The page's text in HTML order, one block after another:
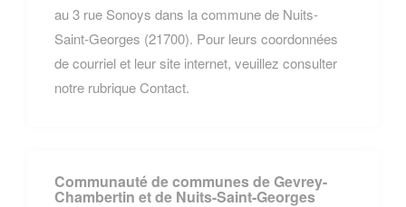
au 3 rue Sonoys dans la commune de Nuits-
Saint-Georges (21700). Pour leurs coordonnées
de courriel et leur site internet, veuillez consulter
notre rubrique Contact.
Communauté de communes de Gevrey-
Chambertin et de Nuits-Saint-Georges